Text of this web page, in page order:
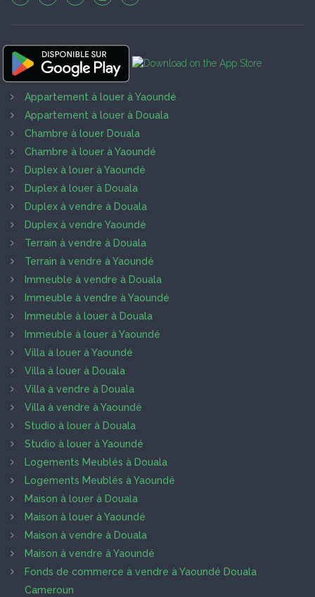
Appartement à louer à Yaoundé
Appartement à louer à Douala
Chambre à louer Douala
Chambre à louer à Yaoundé
Duplex à louer à Yaoundé
Duplex à louer à Douala
Duplex à vendre à Douala
Duplex à vendre Yaoundé
Terrain à vendre à Douala
Terrain à vendre à Yaoundé
Immeuble à vendre à Douala
Immeuble à vendre à Yaoundé
Immeuble à louer à Douala
Immeuble à louer à Yaoundé
Villa à louer à Yaoundé
Villa à louer à Douala
Villa à vendre à Douala
Villa à vendre à Yaoundé
Studio à louer à Douala
Studio à louer à Yaoundé
Logements Meublés à Douala
Logements Meublés à Yaoundé
Maison à louer à Douala
Maison à louer à Yaoundé
Maison à vendre à Douala
Maison à vendre à Yaoundé
Fonds de commerce à vendre à Yaoundé Douala
Cameroun